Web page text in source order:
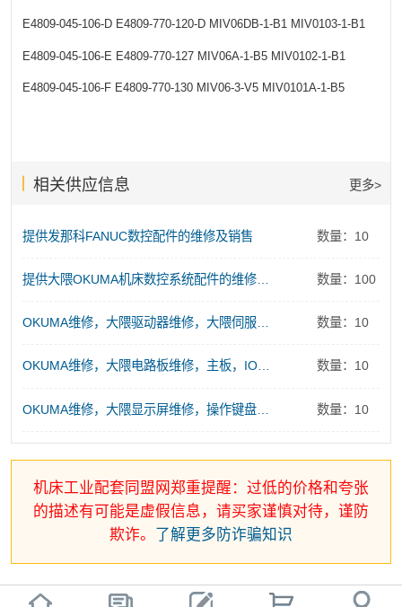
E4809-045-106-D E4809-770-120-D MIV06DB-1-B1 MIV0103-1-B1
E4809-045-106-E E4809-770-127 MIV06A-1-B5 MIV0102-1-B1
E4809-045-106-F E4809-770-130 MIV06-3-V5 MIV0101A-1-B5
相关供应信息 更多>
提供发那科FANUC数控配件的维修及销售 数量：10
提供大隈OKUMA机床数控系统配件的维修及销售服务 数量：100
OKUMA维修，大隈驱动器维修，大隈伺服电源维修 数量：10
OKUMA维修，大隈电路板维修，主板，IO板、存储板、控制板维修 数量：10
OKUMA维修，大隈显示屏维修，操作键盘维修 数量：10
机床工业配套同盟网郑重提醒：过低的价格和夸张
的描述有可能是虚假信息，请买家谨慎对待，谨防
欺诈。 了解更多防诈骗知识